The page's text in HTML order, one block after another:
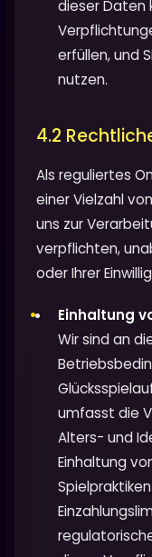
dieser Daten
erfüllen, und
nutzen.
4.2
Als reguliertes
einer Vielzahl
uns zur
verpflichten,
oder Ihrer
Einhaltung
Wir sind an
umfasst die
Alters- und
Einhaltung